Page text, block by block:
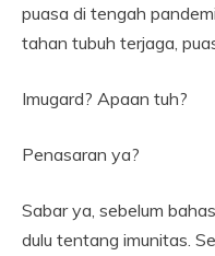
puasa di tengah
tahan tubuh terjaga,
Imugard? Apaan tuh?
Penasaran ya?
Sabar ya, sebelum
dulu tentang imunitas.